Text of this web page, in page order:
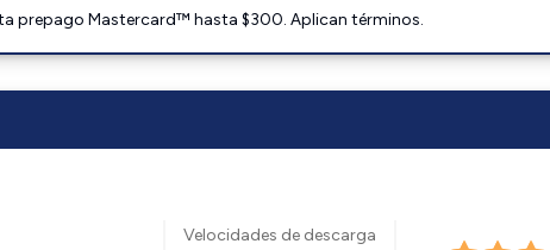
prepago Mastercard™ hasta $300. Aplican términos.
Velocidades de descarga